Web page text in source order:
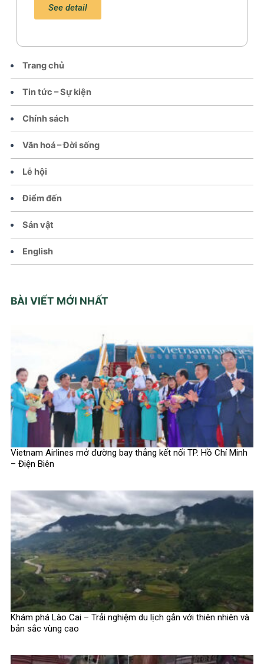
Trang chủ
Tin tức – Sự kiện
Chính sách
Văn hoá – Đời sống
Lễ hội
Điểm đến
Sản vật
English
BÀI VIẾT MỚI NHẤT
Vietnam Airlines mở đường bay thẳng kết nối TP. Hồ Chí Minh
– Điện Biên
Khám phá Lào Cai – Trải nghiệm du lịch gắn với thiên nhiên và
bản sắc vùng cao
See detail